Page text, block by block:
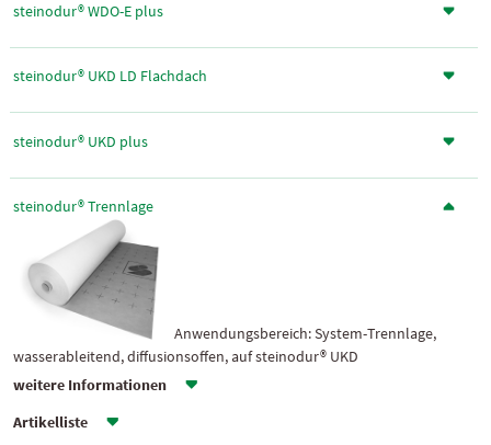
steinodur® WDO-E plus
steinodur® UKD LD Flachdach
steinodur® UKD plus
steinodur® Trennlage
Anwendungsbereich: System-Trennlage,
wasserableitend, diffusionsoffen, auf steinodur® UKD
weitere Informationen
Artikelliste